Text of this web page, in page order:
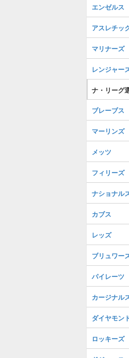
エンゼルス
アスレチッ
マリナーズ
レンジャー
ナ・リーグ
ブレーブス
マーリンズ
メッツ
フィリーズ
ナショナル
カブス
レッズ
ブリュワー
パイレーツ
カージナル
ダイヤモン
ロッキーズ